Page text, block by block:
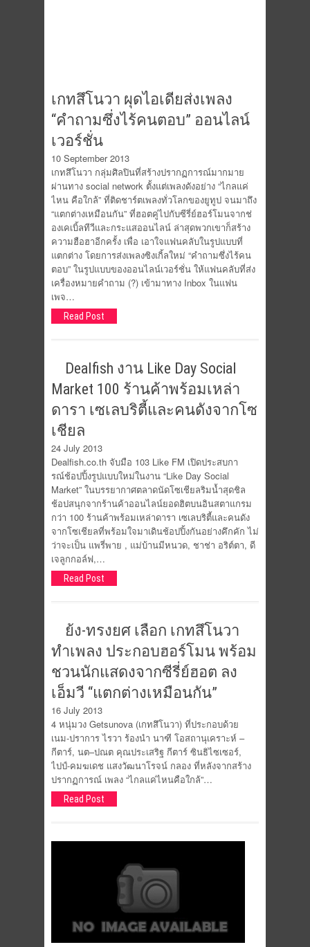
เกทสึโนวา ผุดไอเดียส่งเพลง
“คำถามซึ่งไร้คนตอบ” ออนไลน์
เวอร์ชั่น
10 September 2013
เกทสึโนวา กลุ่มศิลปินที่สร้างปรากฏการณ์มากมาย
ผ่านทาง social network ตั้งแต่เพลงดังอย่าง “ไกลแค่
ไหน คือใกล้” ที่ติดชาร์ตเพลงทั่วโลกของยูทูป จนมาถึง
“แตกต่างเหมือนกัน” ที่ฮอตคู่ไปกับซีรี่ย์ฮอร์โมนจากช่
องเคเบิ้ลทีวีและกระแสออนไลน์ ล่าสุดพวกเขาก็สร้าง
ความฮือฮาอีกครั้ง เพื่อ เอาใจแฟนคลับในรูปแบบที่
แตกต่าง โดยการส่งเพลงซิงเกิ้ลใหม่ “คำถามซึ่งไร้คน
ตอบ” ในรูปแบบของออนไลน์เวอร์ชั่น ให้แฟนคลับที่ส่ง
เครื่องหมายคำถาม (?) เข้ามาทาง Inbox ในแฟน
เพจ…
Read Post
Dealfish งาน Like Day Social
Market 100 ร้านค้าพร้อมเหล่า
ดารา เซเลบริตี้และคนดังจากโซ
เชียล
24 July 2013
Dealfish.co.th จับมือ 103 Like FM เปิดประสบกา
รณ์ช้อปปิ้งรูปแบบใหม่ในงาน “Like Day Social
Market” ในบรรยากาศตลาดนัดโซเชียลริมน้ำสุดชิล
ช้อปสนุกจากร้านค้าออนไลน์ยอดฮิตบนอินสตาแกรม
กว่า 100 ร้านค้าพร้อมเหล่าดารา เซเลบริตี้และคนดัง
จากโซเชียลที่พร้อมใจมาเดินช้อปปิ้งกันอย่างคึกคัก ไม่
ว่าจะเป็น แพรี่พาย , แม่บ้านมีหนวด, ชาช่า อริต์ตา, ดี
เจลูกกอล์ฟ,…
Read Post
ย้ง-ทรงยศ เลือก เกทสึโนวา
ทำเพลง ประกอบฮอร์โมน พร้อม
ชวนนักแสดงจากซีรี่ย์ฮอต ลง
เอ็มวี “แตกต่างเหมือนกัน”
16 July 2013
4 หนุ่มวง Getsunova (เกทสึโนวา) ที่ประกอบด้วย
เนม-ปราการ ไรวา ร้องนำ นาฑี โอสถานุเคราะห์ –
กีตาร์, นต–ปณต คุณประเสริฐ กีตาร์ ซินธิไซเซอร์,
ไปป์-คมฆเดช แสงวัฒนาโรจน์ กลอง ที่หลังจากสร้าง
ปรากฏการณ์ เพลง “ไกลแค่ไหนคือใกล้”…
Read Post